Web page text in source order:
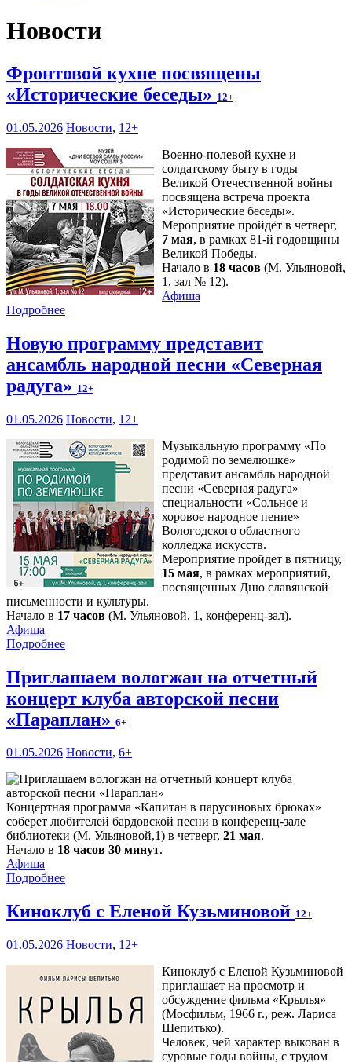
Новости
Фронтовой кухне посвящены
«Исторические беседы» 12+
01.05.2026 Новости, 12+
Военно-полевой кухне и
солдатскому быту в годы
Великой Отечественной войны
посвящена встреча проекта
«Исторические беседы».
Мероприятие пройдёт в четверг,
7 мая, в рамках 81-й годовщины
Великой Победы.
Начало в 18 часов (М. Ульяновой,
1, зал № 12).
Афиша
Подробнее
Новую программу представит
ансамбль народной песни «Северная
радуга» 12+
01.05.2026 Новости, 12+
Музыкальную программу «По
родимой по земелюшке»
представит ансамбль народной
песни «Северная радуга»
специальности «Сольное и
хоровое народное пение»
Вологодского областного
колледжа искусств.
Мероприятие пройдет в пятницу,
15 мая, в рамках мероприятий,
посвященных Дню славянской
письменности и культуры.
Начало в 17 часов (М. Ульяновой, 1, конференц-зал).
Афиша
Подробнее
Приглашаем вологжан на отчетный
концерт клуба авторской песни
«Параплан» 6+
01.05.2026 Новости, 6+
Концертная программа «Капитан в парусиновых брюках»
соберет любителей бардовской песни в конференц-зале
библиотеки (М. Ульяновой,1) в четверг, 21 мая.
Начало в 18 часов 30 минут.
Афиша
Подробнее
Киноклуб с Еленой Кузьминовой 12+
01.05.2026 Новости, 12+
Киноклуб с Еленой Кузьминовой
приглашает на просмотр и
обсуждение фильма «Крылья»
(Мосфильм, 1966 г., реж. Лариса
Шепитько).
Человек, чей характер выкован в
суровые годы войны, с трудом